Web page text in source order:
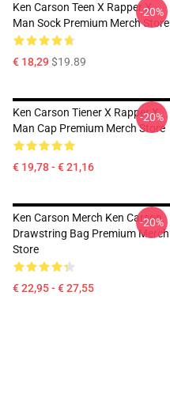
Ken Carson Teen X Rapper X
Man Sock Premium Merch Store
€ 18,29$19.89
-20%
Ken Carson Tiener X Rapper X
Man Cap Premium Merch Store
€ 19,78 - € 21,16
-20%
Ken Carson Merch Ken Carson
Drawstring Bag Premium Merch
Store
€ 22,95 - € 27,55
-20%